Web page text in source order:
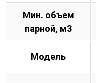
Мин. объем
парной, м3
Модель